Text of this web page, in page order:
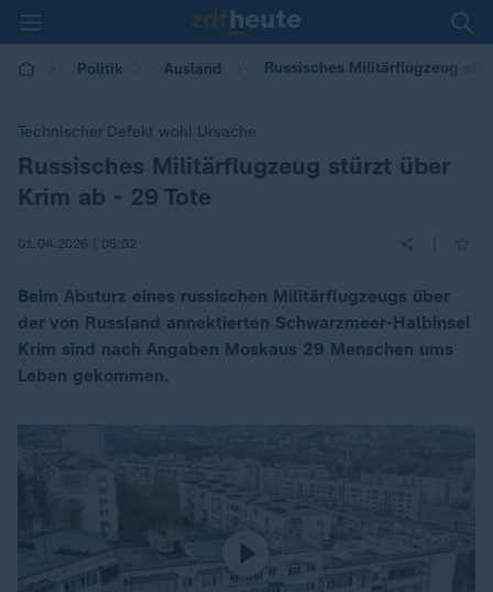
Politik Ausland Russisches Militärflugzeug
Technischer Defekt wohl Ursache
:Russisches Militärflugzeug stürzt über
Krim ab - 29 Tote
01.04.2026 | 06:02
Beim Absturz eines russischen Militärflugzeugs über
der von Russland annektierten Schwarzmeer-Halbinsel
Krim sind nach Angaben Moskaus 29 Menschen ums
Leben gekommen.